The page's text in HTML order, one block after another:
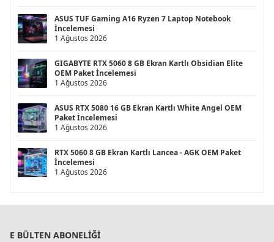
ASUS TUF Gaming A16 Ryzen 7 Laptop Notebook
İncelemesi
1 Ağustos 2026
GIGABYTE RTX 5060 8 GB Ekran Kartlı Obsidian Elite
OEM Paket İncelemesi
1 Ağustos 2026
ASUS RTX 5080 16 GB Ekran Kartlı White Angel OEM
Paket İncelemesi
1 Ağustos 2026
RTX 5060 8 GB Ekran Kartlı Lancea - AGK OEM Paket
İncelemesi
1 Ağustos 2026
E BÜLTEN ABONELIĞI